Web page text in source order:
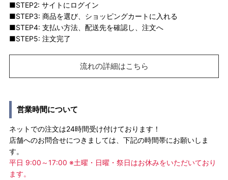
■STEP2: サイトにログイン
■STEP3: 商品を選び、ショッピングカートに入れる
■STEP4: 支払い方法、配送先を確認し、注文へ
■STEP5: 注文完了
流れの詳細はこちら
営業時間について
ネットでの注文は24時間受け付けております！
店舗へのお問合せにつきましては、下記の時間帯にお願いしま
す。
平日 9:00～17:00 ※土曜・日曜・祭日はお休みをいただいており
ます。